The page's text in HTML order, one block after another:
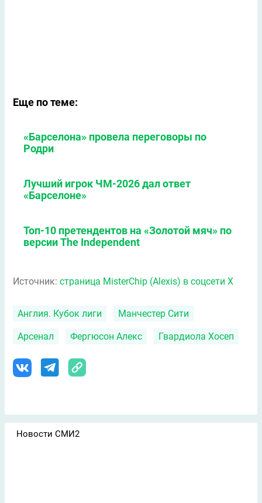
Еще по теме:
«Барселона» провела переговоры по
Родри
Лучший игрок ЧМ-2026 дал ответ
«Барселоне»
Топ-10 претендентов на «Золотой мяч» по
версии The Independent
Источник: страница MisterChip (Alexis) в соцсети X
Англия. Кубок лиги Манчестер Сити
Арсенал Фергюсон Алекс Гвардиола Хосеп
Новости СМИ2